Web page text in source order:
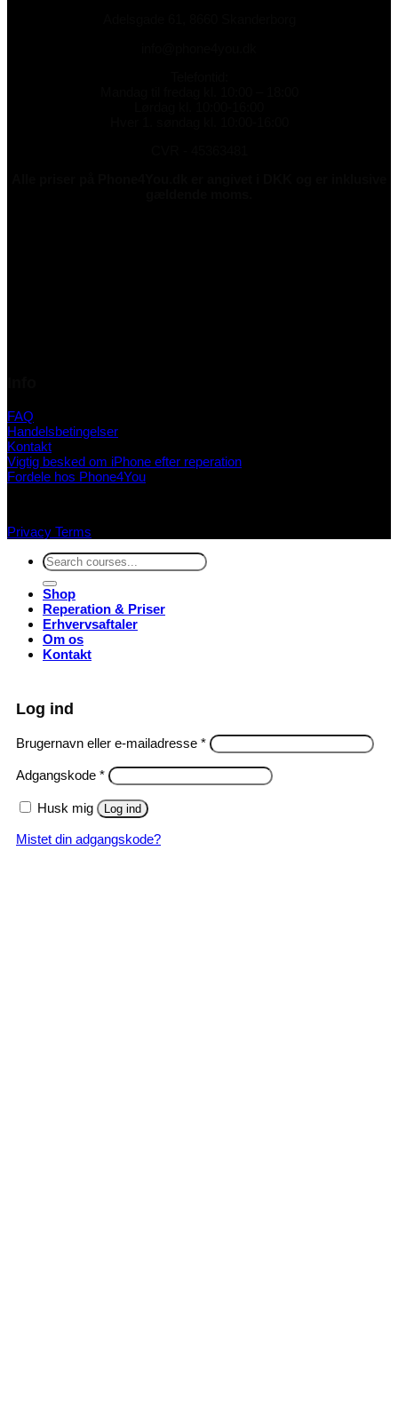
FAQ
Handelsbetingelser
Kontakt
Vigtig besked om iPhone efter reperation
Fordele hos Phone4You
Privacy Terms
Søg
efter:
Shop
Reperation & Priser
Erhvervsaftaler
Om os
Kontakt
Log ind
Brugernavn eller e-mailadresse *Påkrævet
Adgangskode *Påkrævet
Husk mig Log ind
Mistet din adgangskode?